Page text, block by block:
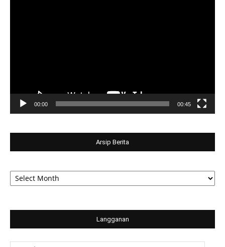
00:00 00:45
Arsip Berita
Arsip
Berita
Langganan